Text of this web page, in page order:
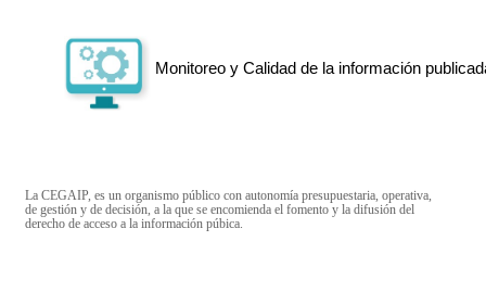
Monitoreo y Calidad de la información
La CEGAIP, es un organismo público con autonomía presupuestaria, operativa,
de gestión y de decisión, a la que se encomienda el fomento y la difusión del
derecho de acceso a la información púbica.